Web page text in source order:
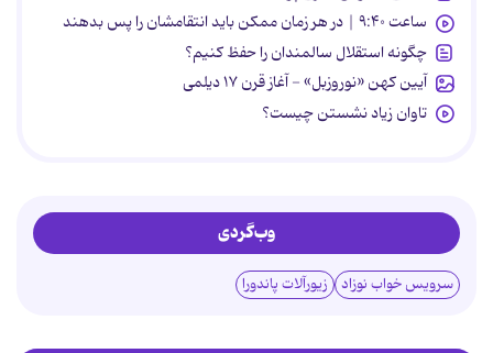
ساعت ۹:۴۰ | در هر زمان ممکن باید انتقامشان را پس بدهند
چگونه استقلال سالمندان را حفظ کنیم؟
آیین کهن «نوروزبل» - آغاز قرن ۱۷ دیلمی
تاوان زیاد نشستن چیست؟
وب‌گردی
سرویس خواب نوزاد زیورآلات پاندورا